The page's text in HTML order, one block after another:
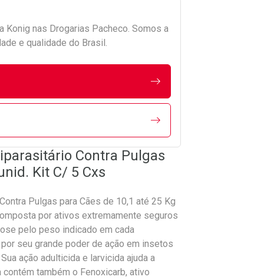
Konig nas Drogarias Pacheco. Somos a
e qualidade do Brasil.
Contra Pulgas
Kit C/ 5 Cxs
Pulgas para Cães de 10,1 até 25 Kg
por ativos extremamente seguros
pelo peso indicado em cada
seu grande poder de ação em insetos
ação adulticida e larvicida ajuda a
também o Fenoxicarb, ativo